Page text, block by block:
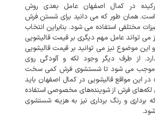
در کمال اصفهان عامل بعدی روش
همان طور که می دانید برای شستن فرش
مختلفی استفاده می شود. بنابراین انتخاب
تواند عامل مهم دیگری بر قیمت قالیشویی
این موضوع نیز می توانید بر قیمت قالیشویی
از طرف دیگر وجود لکه و آلودگی روی
موجب می شود تا شستشوی فرش کمی سخت
در این مواقع قالیشویی در کمال اصفهان باید
لکه‌های فرش از شوینده‌های مخصوصی استفاده
برداری و رنگ برداری نیز به هزینه شستشوی